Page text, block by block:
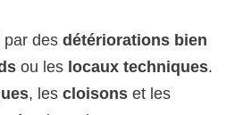
par desdétériorations bien
ou les locaux techniques.
, lescloisons et les